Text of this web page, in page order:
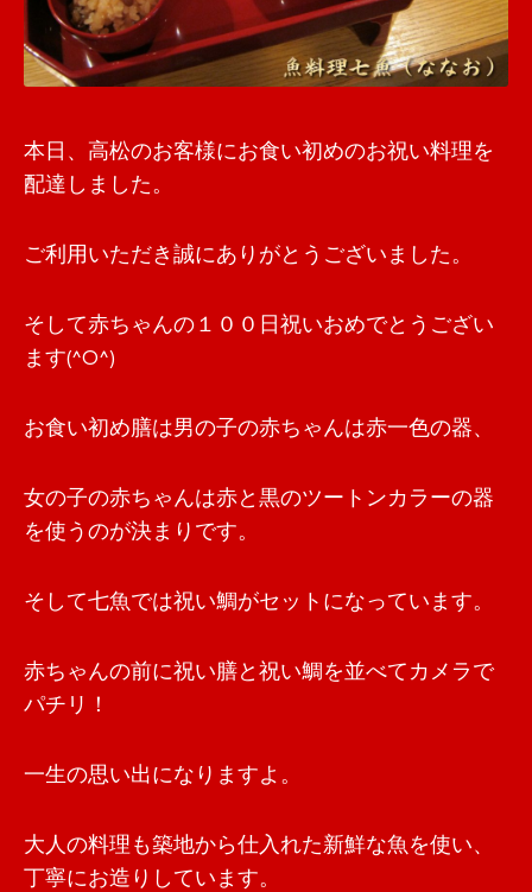
本日、高松のお客様にお食い初めのお祝い料理を
配達しました。
ご利用いただき誠にありがとうございました。
そして赤ちゃんの１００日祝いおめでとうござい
ます(^O^)
お食い初め膳は男の子の赤ちゃんは赤一色の器、
女の子の赤ちゃんは赤と黒のツートンカラーの器
を使うのが決まりです。
そして七魚では祝い鯛がセットになっています。
赤ちゃんの前に祝い膳と祝い鯛を並べてカメラで
パチリ！
一生の思い出になりますよ。
大人の料理も築地から仕入れた新鮮な魚を使い、
丁寧にお造りしています。